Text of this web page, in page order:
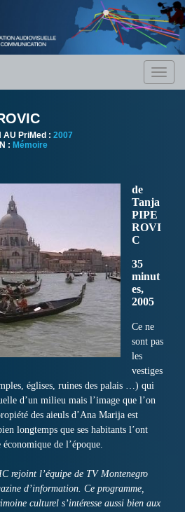
AU PriMed : 2007
: Mémoire
de
Tanja
PIPE
ROVI
C
35
minut
es,
2005
Ce ne
sont pas
les
vestiges
églises, ruines des palais …) qui
d’un milieu mais l’image que l’on
des aieuls d’Ana Marija est
longtemps que ses habitants l’ont
de l’époque.
rejoint l’équipe de TV Montenegro
d’information. Ce programme,
culturel s’intéresse aussi bien aux